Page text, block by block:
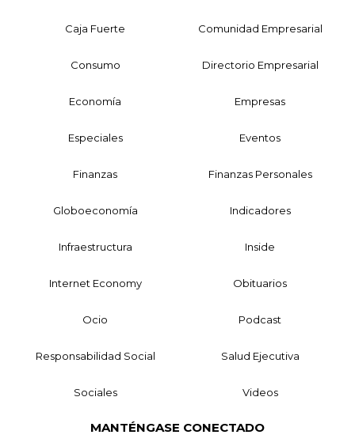
Caja Fuerte Comunidad Empresarial
Consumo Directorio Empresarial
Economía Empresas
Especiales Eventos
Finanzas Finanzas Personales
Globoeconomía Indicadores
Infraestructura Inside
Internet Economy Obituarios
Ocio Podcast
Responsabilidad Social Salud Ejecutiva
Sociales Videos
MANTÉNGASE CONECTADO